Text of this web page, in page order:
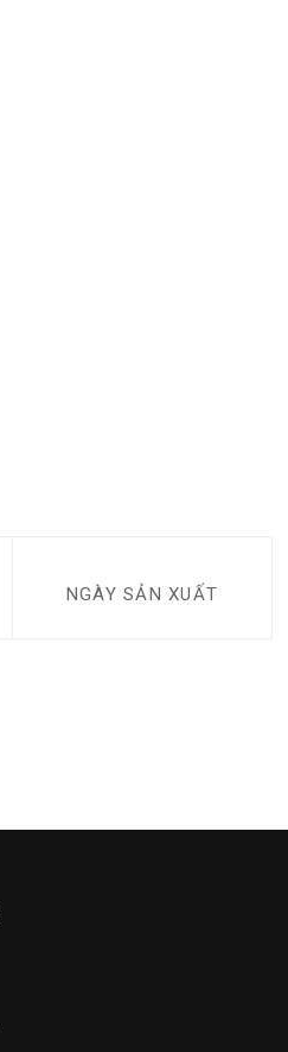
NGÀY SẢN XUẤT